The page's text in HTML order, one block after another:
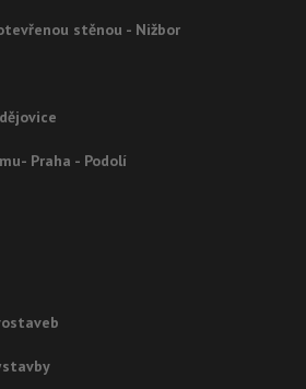
stěnou - Nižbor
Praha - Podolí